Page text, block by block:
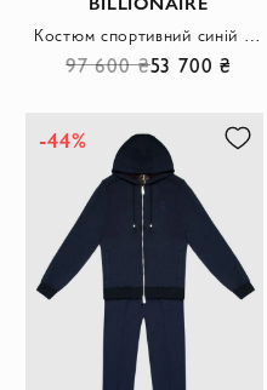
97 600 ₴53 700 ₴
-44%